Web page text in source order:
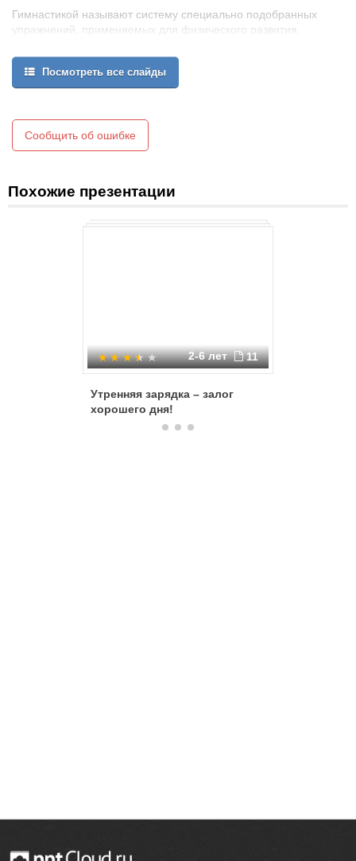
Гимнастикой называют систему специально подобранных
упражнений, применяемых для физического развития,
оздоровления.
Утренняя гимнастика – одно из средств оздоровления и
профилактики болезней.
Посмотреть все слайды
Сообщить об ошибке
Похожие презентации
2-6 лет 11
Утренняя зарядка – залог
хорошего дня!